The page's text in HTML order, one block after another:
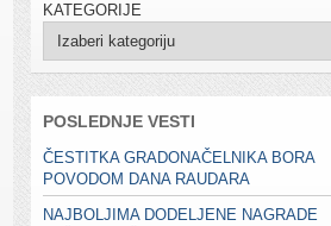
KATEGORIJE
POSLEDNJE VESTI
ČESTITKA GRADONAČELNIKA BORA
POVODOM DANA RAUDARA
NAJBOLJIMA DODELJENE NAGRADE